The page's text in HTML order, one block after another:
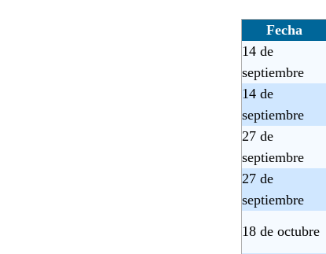
Fecha
14 de
septiembre
14 de
septiembre
27 de
septiembre
27 de
septiembre
18 de octubre